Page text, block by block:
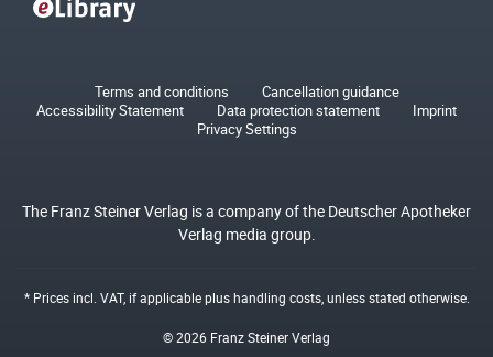
Terms and conditions
Cancellation guidance
Accessibility Statement
Data protection statement
Imprint
Privacy Settings
The Franz Steiner Verlag is a company of the Deutscher Apotheker
Verlag media group.
* Prices incl. VAT, if applicable plushandling costs, unless stated otherwise.
© 2026 Franz Steiner Verlag